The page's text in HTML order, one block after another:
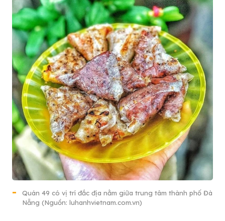
Quán 49 có vị trí đắc địa nằm giữa trung tâm thành phố Đà
Nẵng (Nguồn: luhanhvietnam.com.vn)